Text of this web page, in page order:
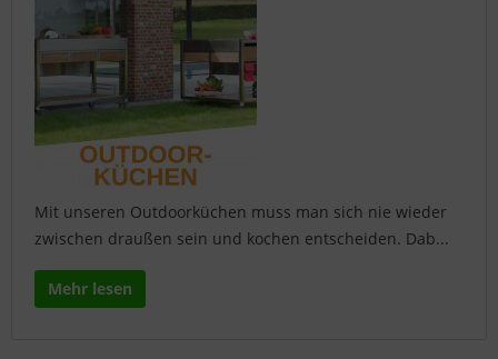
Mit unseren Outdoorküchen muss man sich nie wieder
zwischen draußen sein und kochen entscheiden. Dab...
Mehr lesen